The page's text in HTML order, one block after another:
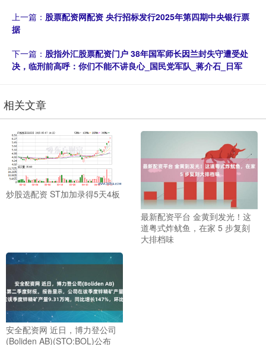
上一篇： 股票配资网配资 央行招标发行2025年第四期中央银行票
据
下一篇： 股指外汇股票配资门户 38年国军师长因兰封失守遭受处
决，临刑前高呼：你们不能不讲良心_国民党军队_蒋介石_日军
相关文章
炒股选配资 ST加加录得5天4板
最新配资平台 金黄到发光！这
道粤式炸鱿鱼，在家 5 步复刻
大排档味
安全配资网 近日，博力登公司
(Boliden AB)(STO:BOL)公布